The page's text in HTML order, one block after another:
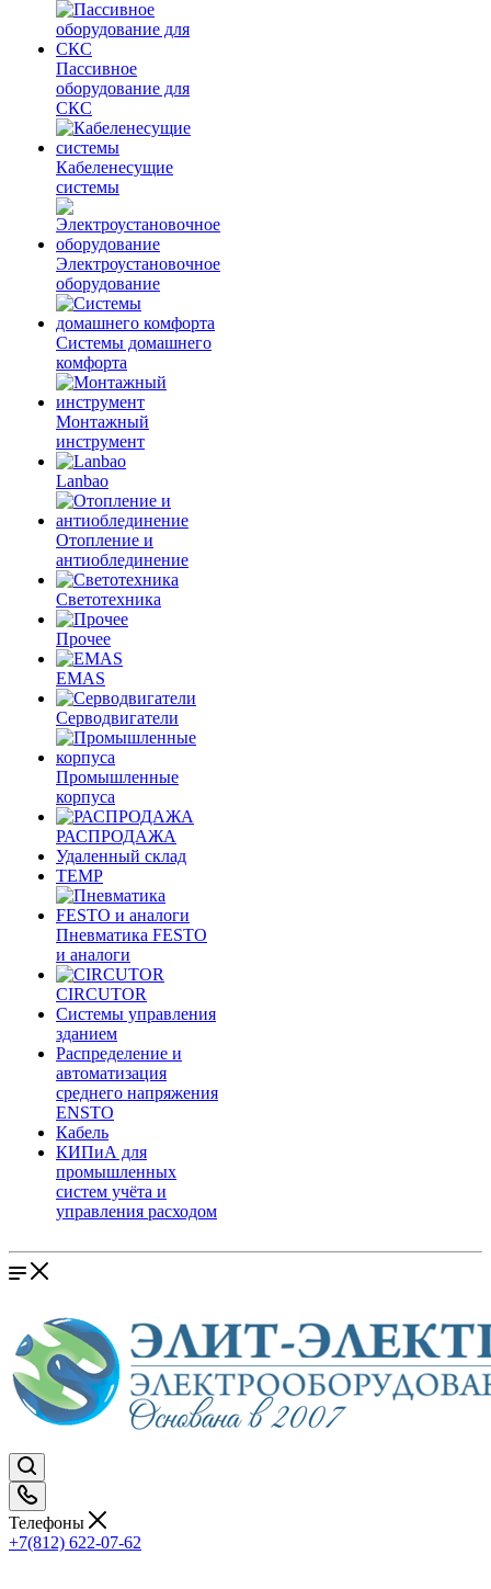
Пассивное
оборудование для
СКС
Кабеленесущие
системы
Электроустановочное
оборудование
Системы домашнего
комфорта
Монтажный
инструмент
Lanbao
Отопление и
антиоблединение
Светотехника
Прочее
EMAS
Cерводвигатели
Промышленные
корпуса
РАСПРОДАЖА
Удаленный склад
TEMP
Пневматика FESTO
и аналоги
CIRCUTOR
Системы управления
зданием
Распределение и
автоматизация
среднего напряжения
ENSTO
Кабель
КИПиА для
промышленных
систем учёта и
управления расходом
Телефоны
+7(812) 622-07-62